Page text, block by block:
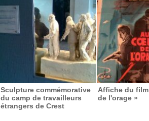
Sculpture commémorative
du camp de travailleurs
étrangers de Crest
Affiche du
de l'orage »